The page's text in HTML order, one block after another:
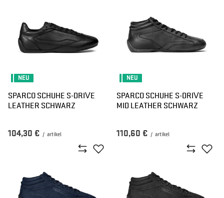
NEU
SPARCO SCHUHE S-DRIVE
LEATHER SCHWARZ
104,30 € / artikel
NEU
SPARCO SCHUHE S-DRIVE
MID LEATHER SCHWARZ
110,60 € / artikel